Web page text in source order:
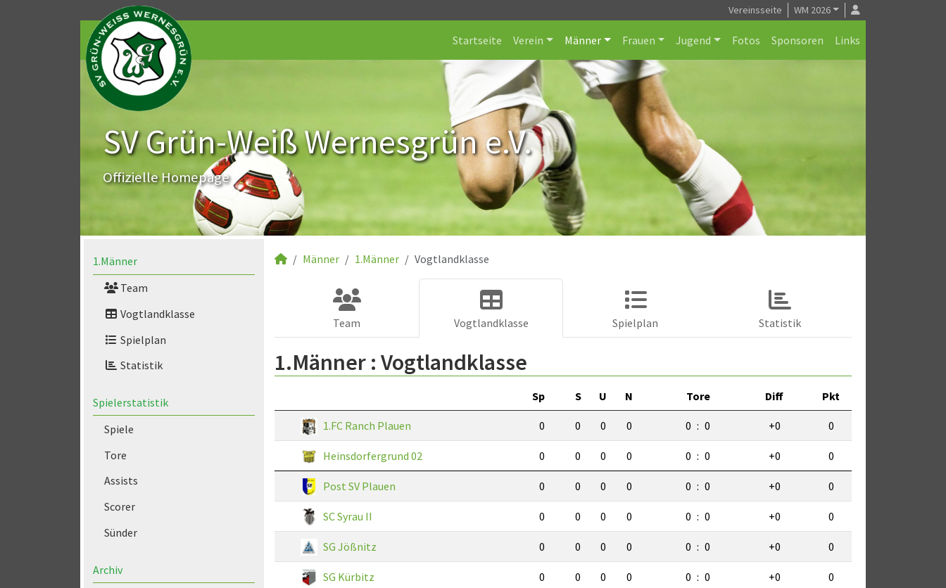
Vereinsseite WM 2026
Startseite Verein Männer Frauen Jugend Fotos Sponsoren Links
SV Grün-Weiß Wernesgrün e.V.
Offizielle Homepage
1.Männer
Team
Vogtlandklasse
Spielplan
Statistik
Spielerstatistik
Spiele
Tore
Assists
Scorer
Sünder
Archiv
Männer 1.Männer Vogtlandklasse
Team Vogtlandklasse Spielplan Statistik
1.Männer : Vogtlandklasse
Sp S U N Tore Diff Pkt
1.FC Ranch Plauen 0 0 0 0 0 : 0 +0 0
Heinsdorfergrund 02 0 0 0 0 0 : 0 +0 0
Post SV Plauen 0 0 0 0 0 : 0 +0 0
SC Syrau II 0 0 0 0 0 : 0 +0 0
SG Jößnitz 0 0 0 0 0 : 0 +0 0
SG Kürbitz 0 0 0 0 0 : 0 +0 0